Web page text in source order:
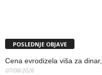
POSLEDNJE OBJAVE
Cena evrodizela viša za
07/08/2026